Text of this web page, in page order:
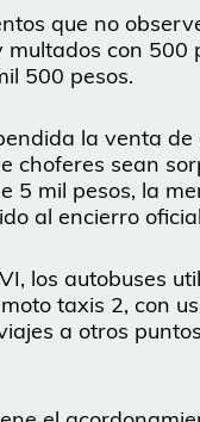
que no
con 500
500 pesos.
la venta de
choferes sean
5 mil pesos, la
al encierro
los autobuses
taxis 2, con
a otros